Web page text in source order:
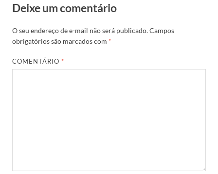
Deixe um comentário
O seu endereço de e-mail não será publicado.Campos
obrigatórios são marcados com *
COMENTÁRIO *